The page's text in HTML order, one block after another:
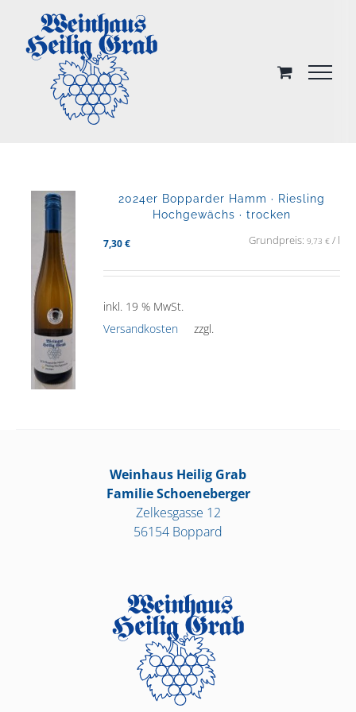
content
2024er Bopparder Hamm · Riesling
Hochgewächs · trocken
7,30€ Grundpreis: 9,73 €/ l
inkl. 19 % MwSt.
zzgl.
Versandkosten
Weinhaus Heilig Grab
Familie Schoeneberger
Zelkesgasse 12
56154 Boppard